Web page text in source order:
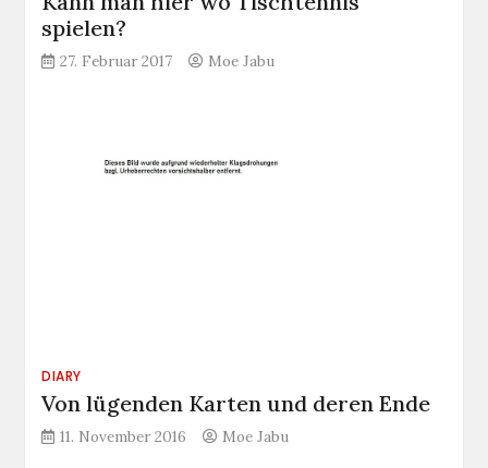
spielen?
27. Februar 2017 Moe Jabu
DIARY
Von lügenden Karten und deren Ende
11. November 2016 Moe Jabu